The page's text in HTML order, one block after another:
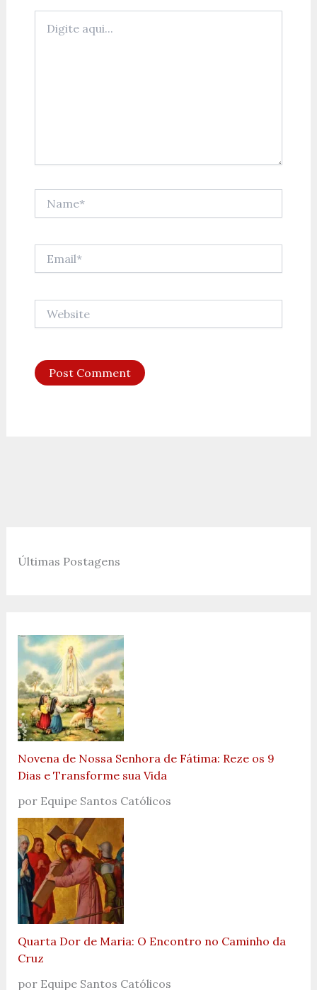
aqui...
Últimas Postagens
Novena de Nossa Senhora de Fátima: Reze os 9
Dias e Transforme sua Vida
por Equipe Santos Católicos
Quarta Dor de Maria: O Encontro no Caminho da
Cruz
por Equipe Santos Católicos